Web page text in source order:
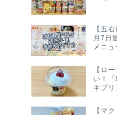
【五
月7日
メニ
【ロ
い！
キプリ
【マ